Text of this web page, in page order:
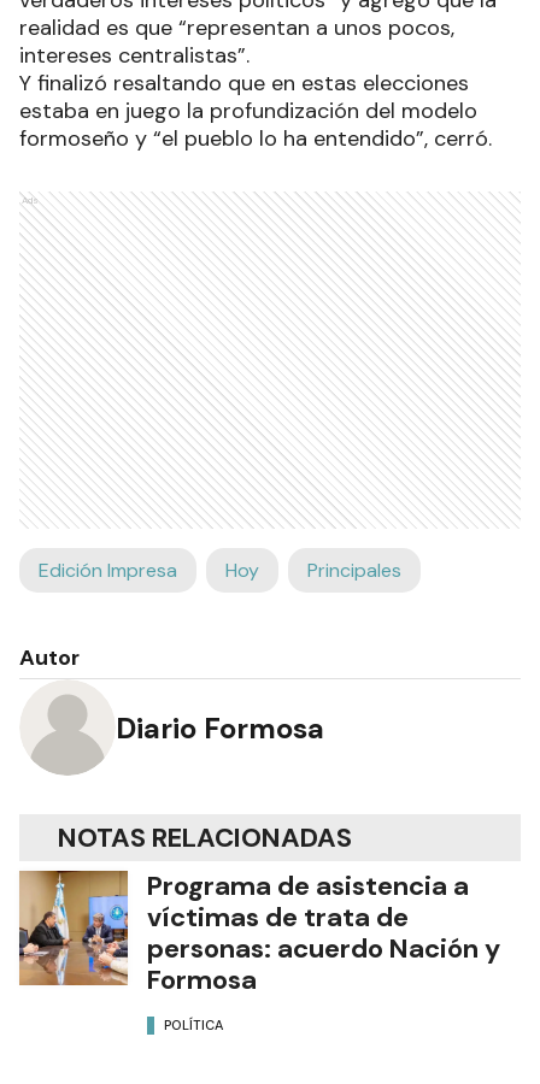
realidad es que “representan a unos pocos,
intereses centralistas”.
Y finalizó resaltando que en estas elecciones
estaba en juego la profundización del modelo
formoseño y “el pueblo lo ha entendido”, cerró.
Ads
Edición Impresa Hoy Principales
Autor
Diario Formosa
NOTAS RELACIONADAS
Programa de asistencia a
víctimas de trata de
personas: acuerdo Nación y
Formosa
POLÍTICA